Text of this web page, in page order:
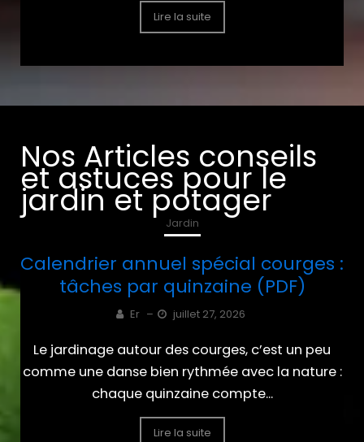
Lire la suite
Nos Articles conseils
et astuces pour le
jardin et potager
Jardin
Calendrier annuel spécial courges :
tâches par quinzaine (PDF)
Er – juillet 27, 2026
Le jardinage autour des courges, c’est un peu
comme une danse bien rythmée avec la nature :
chaque quinzaine compte...
Lire la suite